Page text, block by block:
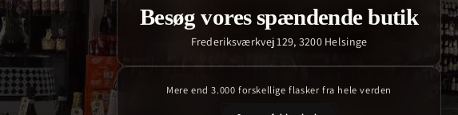
Besøg vores spændende butik
Frederiksværkvej 129, 3200 Helsinge
Mere end 3.000 forskellige flasker fra hele verden